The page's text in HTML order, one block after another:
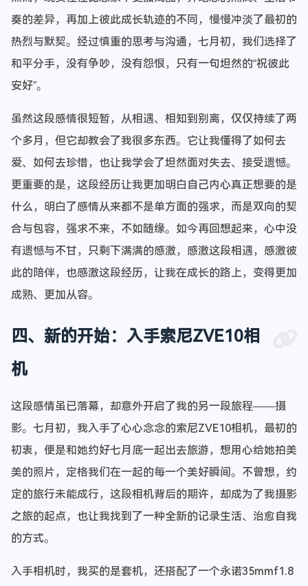
奏的差异，再加上彼此成长轨迹的不同，慢慢冲淡了最初的
热烈与默契。经过慎重的思考与沟通，七月初，我们选择了
和平分手，没有争吵，没有怨恨，只有一句坦然的“祝彼此
安好”。
虽然这段感情很短暂，从相遇、相知到别离，仅仅持续了两
个多月，但它却教会了我很多东西。它让我懂得了如何去
爱、如何去珍惜，也让我学会了坦然面对失去、接受遗憾。
更重要的是，这段经历让我更加明白自己内心真正想要的是
什么，明白了感情从来都不是单方面的强求，而是双向的契
合与包容，强求不来，不如随缘。如今再回想起来，心中没
有遗憾与不甘，只剩下满满的感激，感激这段相遇，感激彼
此的陪伴，也感激这段经历，让我在成长的路上，变得更加
成熟、更加从容。
四、新的开始：入手索尼ZVE10相
机
这段感情虽已落幕，却意外开启了我的另一段旅程——摄
影。七月初，我入手了心心念念的索尼ZVE10相机，最初的
初衷，便是和她约好七月底一起出去旅游，想用心给她拍美
美的照片，定格我们在一起的每一个美好瞬间。不曾想，约
定的旅行未能成行，这段相机背后的期许，却成为了我摄影
之旅的起点，也让我找到了一种全新的记录生活、治愈自我
的方式。
入手相机时，我买的是套机，还搭配了一个永诺35mmf1.8